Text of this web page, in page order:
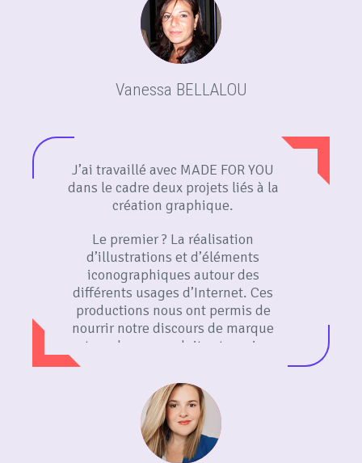
Vanessa BELLALOU
J’ai travaillé avec MADE FOR YOU
dans le cadre deux projets liés à la
création graphique.
Le premier ? La réalisation
d’illustrations et d’éléments
iconographiques autour des
différents usages d’Internet. Ces
productions nous ont permis de
nourrir notre discours de marque
autour de nos produits et services
notamment sur le digital et nos
PLV. Suite à l’excellent travail
fournis par Fanny et son équipe,
nous avons collaborer sur un projet
de plus grande ampleur : la